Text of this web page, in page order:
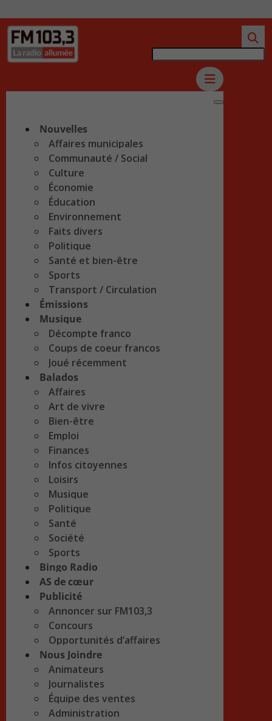
Nouvelles
Affaires municipales
Communauté / Social
Culture
Économie
Éducation
Environnement
Faits divers
Politique
Santé et bien-être
Sports
Transport / Circulation
Émissions
Musique
Décompte franco
Coups de coeur francos
Joué récemment
Balados
Affaires
Art de vivre
Bien-être
Emploi
Finances
Infos citoyennes
Loisirs
Musique
Politique
Santé
Société
Sports
Bingo Radio
AS de cœur
Publicité
Annoncer sur FM103,3
Concours
Opportunités d’affaires
Nous Joindre
Animateurs
Journalistes
Équipe des ventes
Administration